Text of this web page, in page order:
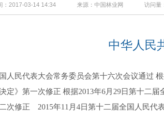
：2017-03-14 14:34 来源：中国林业网 访问量
中华人民
民代表大会常务委员会第十六次会议通过
定》第一次修正 根据2013年6月29日第十二
次修正 2015年11月4日第十二届全国人民代